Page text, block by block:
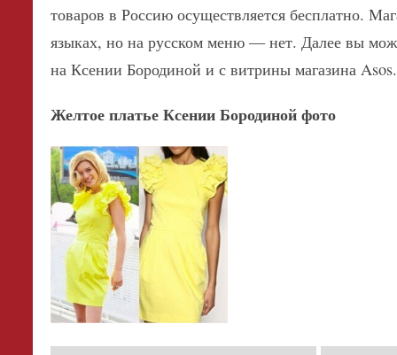
товаров в Россию осуществляется бесплатно.
языках, но на русском меню — нет. Далее вы
на Ксении Бородиной и с витрины магазина Asos.
Желтое платье Ксении Бородиной фото